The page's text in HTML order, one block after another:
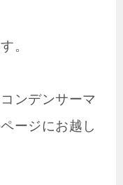
。
ンデンサーマ
ージにお越し